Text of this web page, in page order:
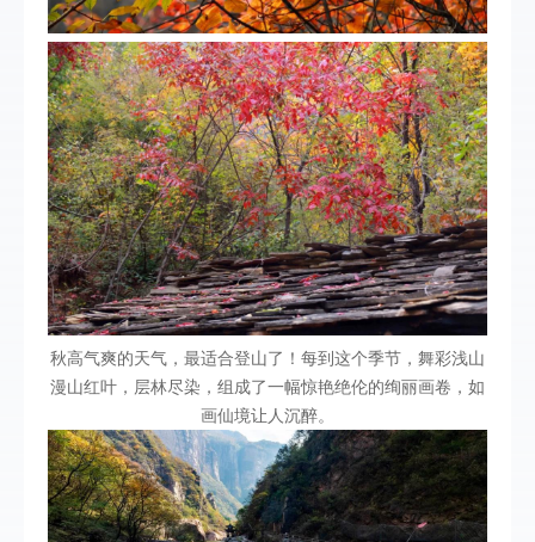
秋高气爽的天气，最适合登山了！每到这个季节，舞彩浅山
漫山红叶，层林尽染，组成了一幅惊艳绝伦的绚丽画卷，如
画仙境让人沉醉。